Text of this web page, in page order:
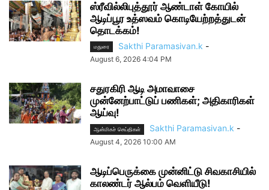
ஸ்ரீவில்லிபுத்தூர் ஆண்டாள் கோயில்
ஆடிப்பூர உத்ஸவம் கொடியேற்றத்துடன்
தொடக்கம்!
மதுரை Sakthi Paramasivan.k -
August 6, 2026 4:04 PM
சதுரகிரி ஆடி அமாவாசை
முன்னேற்பாட்டுப் பணிகள்; அதிகாரிகள்
ஆய்வு!
ஆன்மிகச் செய்திகள் Sakthi Paramasivan.k -
August 4, 2026 10:00 AM
ஆடிப்பெருக்கை முன்னிட்டு சிவகாசியில்
காலண்டர் ஆல்பம் வெளியீடு!